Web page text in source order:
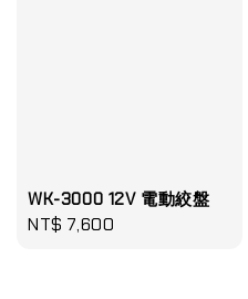
WK-3000 12V 電動絞盤
Regular
NT$ 7,600